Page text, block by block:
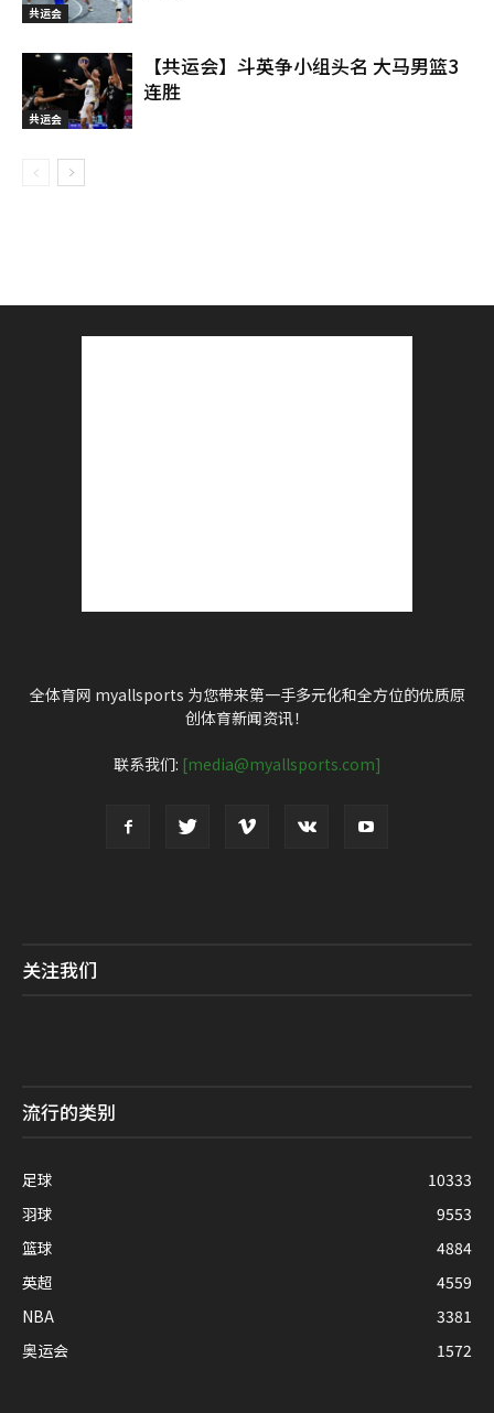
共运会
共运会
【共运会】斗英争小组头名 大马男篮3
连胜
全体育网 myallsports 为您带来第一手多元化和全方位的优质原
创体育新闻资讯！
联系我们: [media@myallsports.com]
关注我们
流行的类别
足球
10333
羽球
9553
篮球
4884
英超
4559
NBA
3381
奥运会
1572